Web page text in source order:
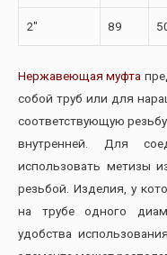
2″ 89
Нержавеющая муфта
собой труб или для
соответствующую
внутренней. Для
использовать метизы
резьбой. Изделия, у
на трубе одного
удобства